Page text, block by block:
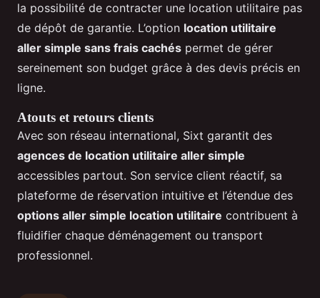
la possibilité de contracter une location utilitaire pas
de dépôt de garantie. L’option location utilitaire
aller simple sans frais cachés permet de gérer
sereinement son budget grâce à des devis précis en
ligne.
Atouts et retours clients
Avec son réseau international, Sixt garantit des
agences de location utilitaire aller simple
accessibles partout. Son service client réactif, sa
plateforme de réservation intuitive et l’étendue des
options aller simple location utilitaire contribuent à
fluidifier chaque déménagement ou transport
professionnel.